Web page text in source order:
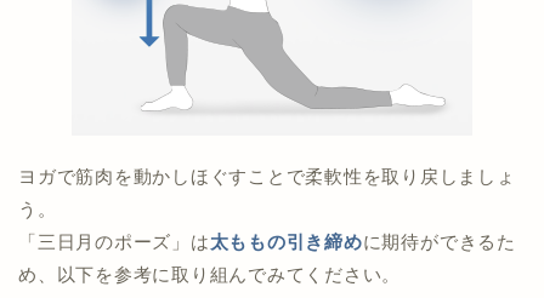
ヨガで筋肉を動かしほぐすことで柔軟性を取り戻しましょ
う。
「三日月のポーズ」は太ももの引き締めに期待ができるた
め、以下を参考に取り組んでみてください。